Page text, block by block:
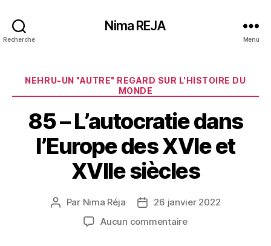
Recherche
Nima REJA
Menu
Catégories
NEHRU-UN "AUTRE" REGARD SUR L'HISTOIRE DU
MONDE
85 – L’autocratie dans
l’Europe des XVIe et
XVIIe siècles
Auteur
Par Nima Réja
Date26 janvier 2022
Aucun commentairesur